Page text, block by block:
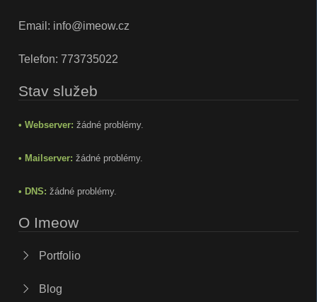
Email: info@imeow.cz
Telefon: 773735022
Stav služeb
• Webserver: žádné problémy.
• Mailserver: žádné problémy.
• DNS: žádné problémy.
O Imeow
Portfolio
Blog